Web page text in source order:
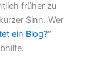
früher zu
Sinn. Wer
ein Blog?“